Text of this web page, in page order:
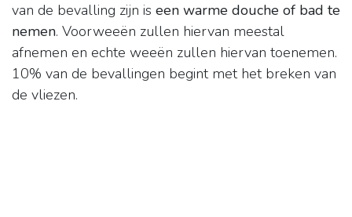
van de bevalling zijn is een warme douche of bad te
nemen. Voorweeën zullen hiervan meestal
afnemen en echte weeën zullen hiervan toenemen.
10% van de bevallingen begint met het breken van
de vliezen.